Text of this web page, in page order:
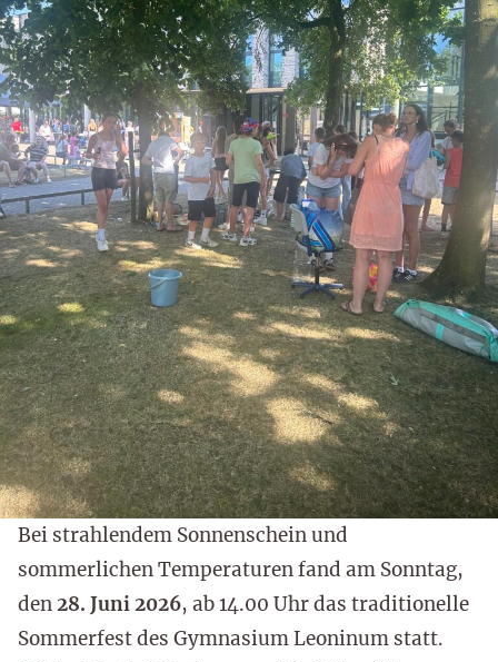
Bei strahlendem Sonnenschein und
sommerlichen Temperaturen fand am Sonntag,
den28. Juni 2026, ab 14.00 Uhr das traditionelle
Sommerfest des Gymnasium Leoninum statt.